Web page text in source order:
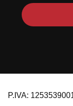
P.IVA: